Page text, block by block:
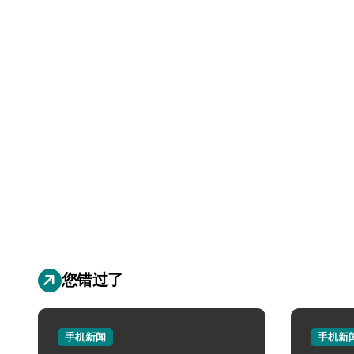
您错过了
手机新闻 手机新